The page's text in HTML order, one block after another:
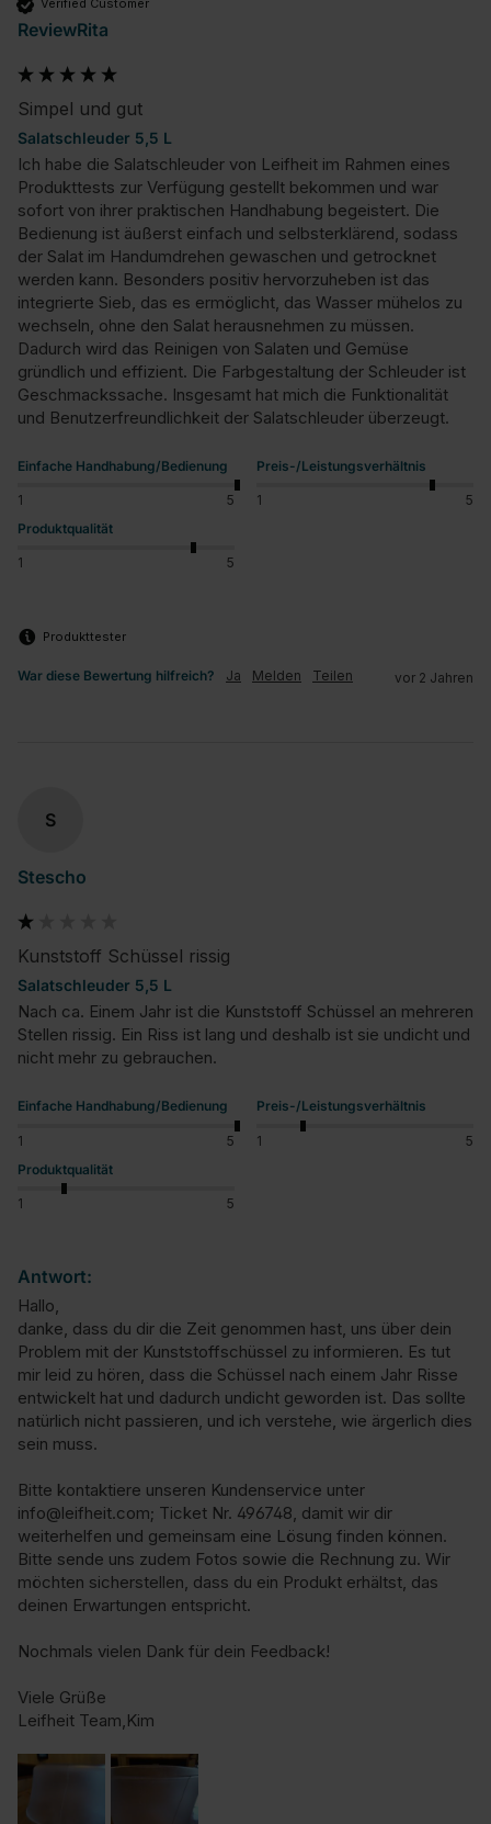
Verified Customer
ReviewRita
Simpel und gut
Salatschleuder 5,5 L
Ich habe die Salatschleuder von Leifheit im Rahmen eines
Produkttests zur Verfügung gestellt bekommen und war
sofort von ihrer praktischen Handhabung begeistert. Die
Bedienung ist äußerst einfach und selbsterklärend, sodass
der Salat im Handumdrehen gewaschen und getrocknet
werden kann. Besonders positiv hervorzuheben ist das
integrierte Sieb, das es ermöglicht, das Wasser mühelos zu
wechseln, ohne den Salat herausnehmen zu müssen.
Dadurch wird das Reinigen von Salaten und Gemüse
gründlich und effizient. Die Farbgestaltung der Schleuder ist
Geschmackssache. Insgesamt hat mich die Funktionalität
und Benutzerfreundlichkeit der Salatschleuder überzeugt.
Einfache Handhabung/Bedienung
1 5
Preis-/Leistungsverhältnis
1
5
Produktqualität
1 5
Produkttester
War diese Bewertung hilfreich? Ja Melden Teilen vor 2 Jahren
S
Stescho
Kunststoff Schüssel rissig
Salatschleuder 5,5 L
Nach ca. Einem Jahr ist die Kunststoff Schüssel an mehreren
Stellen rissig. Ein Riss ist lang und deshalb ist sie undicht und
nicht mehr zu gebrauchen.
Einfache Handhabung/Bedienung
1 5
Preis-/Leistungsverhältnis
1
5
Produktqualität
1 5
Antwort:
Hallo,
danke, dass du dir die Zeit genommen hast, uns über dein
Problem mit der Kunststoffschüssel zu informieren. Es tut
mir leid zu hören, dass die Schüssel nach einem Jahr Risse
entwickelt hat und dadurch undicht geworden ist. Das sollte
natürlich nicht passieren, und ich verstehe, wie ärgerlich dies
sein muss.
Bitte kontaktiere unseren Kundenservice unter
info@leifheit.com; Ticket Nr. 496748, damit wir dir
weiterhelfen und gemeinsam eine Lösung finden können.
Bitte sende uns zudem Fotos sowie die Rechnung zu. Wir
möchten sicherstellen, dass du ein Produkt erhältst, das
deinen Erwartungen entspricht.
Nochmals vielen Dank für dein Feedback!
Viele Grüße
Leifheit Team,Kim